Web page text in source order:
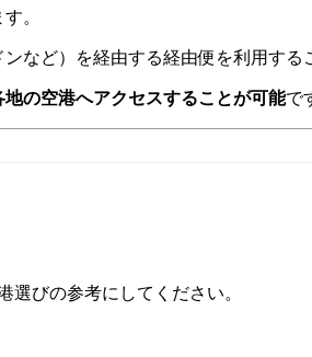
。
など）を経由する経由便を利用する
地の空港へアクセスすることが可能で
選びの参考にしてください。